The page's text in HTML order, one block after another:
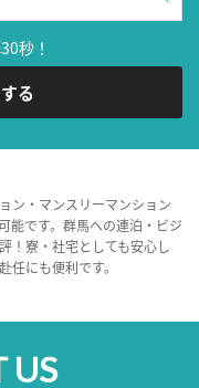
秒！
る
ン・マンスリーマンション
能です。群馬への連泊・ビジ
！寮・社宅としても安心し
にも便利です。
US